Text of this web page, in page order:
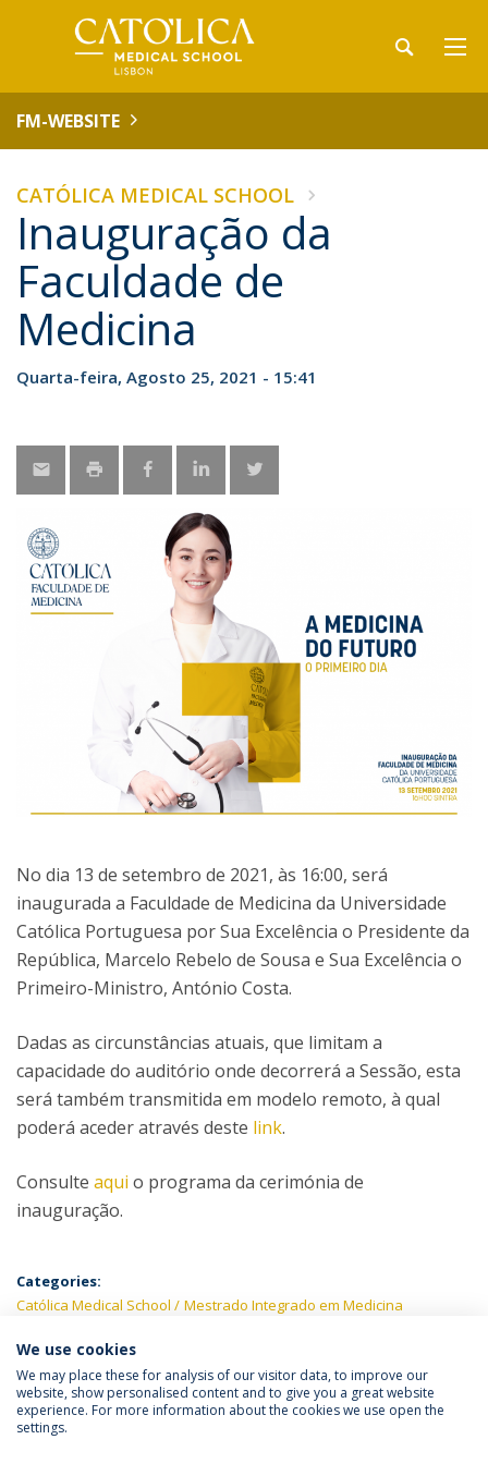
FM-WEBSITE
CATÓLICA MEDICAL SCHOOL
Inauguração da
Faculdade de
Medicina
Quarta-feira, Agosto 25, 2021 - 15:41
No dia 13 de setembro de 2021, às 16:00, será
inaugurada a Faculdade de Medicina da Universidade
Católica Portuguesa por Sua Excelência o Presidente da
República, Marcelo Rebelo de Sousa e Sua Excelência o
Primeiro-Ministro, António Costa.
Dadas as circunstâncias atuais, que limitam a
capacidade do auditório onde decorrerá a Sessão, esta
será também transmitida em modelo remoto, à qual
poderá aceder através deste link.
Consulte aqui o programa da cerimónia de
inauguração.
Categories:
Católica Medical School
Mestrado Integrado em Medicina
Política de Privacidade
Termos & Condições
We use cookies
We may place these for analysis of our visitor data, to improve our
website, show personalised content and to give you a great website
experience. For more information about the cookies we use open the
settings.